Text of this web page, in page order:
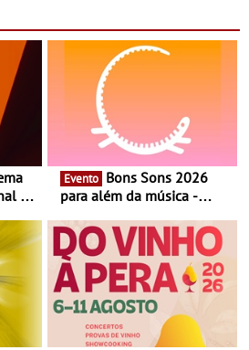
de
Evento
para além da música -
percursos, oficinas,
atividades para toda a
família e muito mais